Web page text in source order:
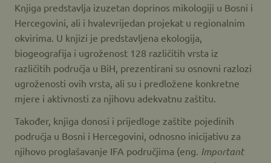
Knjiga predstavlja izuzetan doprinos mikologiji u Bosni i
Hercegovini, ali i hvalevrijedan projekat u regionalnim
okvirima. U knjizi je predstavljena ekologija,
biogeografija i ugroženost 128 različitih vrsta iz
različitih područja u BiH, prezentirani su osnovni razlozi
ugroženosti ovih vrsta, ali su i predložene konkretne
mjere i aktivnosti za njihovu adekvatnu zaštitu.
Također, knjiga donosi i prijedloge zaštite pojedinih
područja u Bosni i Hercegovini, odnosno inicijativu za
njihovo proglašavanje IFA područjima (eng. Important